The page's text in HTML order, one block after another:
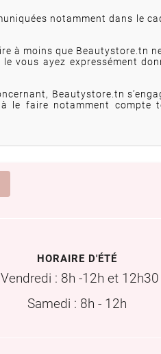
notamment dans le
à moins que Beautystore.tn
vous ayez expressément
Beautystore.tn
le faire notamment compte
HORAIRE D'ÉTÉ
: 8h -12h et
Samedi : 8h - 12h